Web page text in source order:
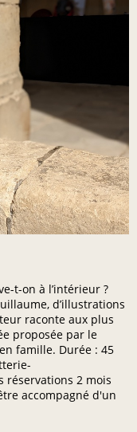
t-on à l’intérieur ?
d’illustrations
raconte aux plus
proposée par le
famille. Durée : 45
réservations 2 mois
accompagné d'un